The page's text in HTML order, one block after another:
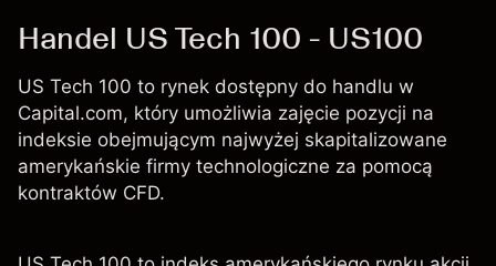
Handel US Tech 100 - US100
US Tech 100 to rynek dostępny do handlu w
Capital.com, który umożliwia zajęcie pozycji na
indeksie obejmującym najwyżej skapitalizowane
amerykańskie firmy technologiczne za pomocą
kontraktów CFD.